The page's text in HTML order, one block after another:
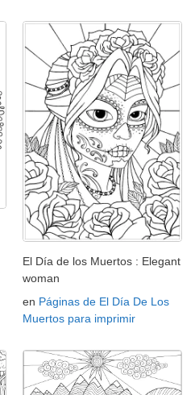
El Día de los Muertos : Elegant
woman
en Páginas de El Día De Los
Muertos para imprimir